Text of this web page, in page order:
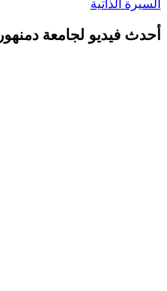
السيرة الذاتية
أحدث فيديو لجامعة دمنهور